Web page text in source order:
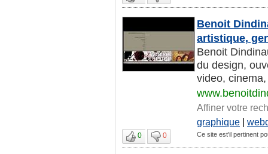
Benoit
artistique,
Benoit
du design,
video,
Affiner votre
graphique |
0 0 Ce site est'il pertinent